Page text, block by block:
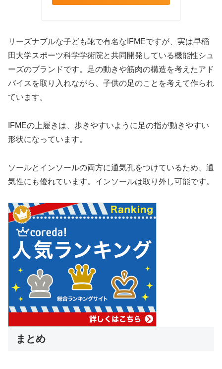
リーズナブルな子ども靴で有名なIFMEですが、実は早稲
田大学スポーツ科学学術院と共同開発している機能性シュ
ーズのブランドです。足の動きや筋肉の構造を考えたアド
バイスを取り入れながら、子供の足のことを考えて作られ
ています。
IFMEの上履きは、歩きやすいように足の指が動きやすい
形状になっています。
ソールとインソールの両方に通気孔をつけているため、通
気性にも優れています。インソールは取り外し可能です。
まとめ